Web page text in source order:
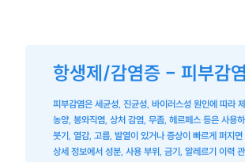
항생제/감염증 - 피부감염
피부감염은 세균성, 진균성, 바이러스성 원인에 따라
농양, 봉와직염, 상처 감염, 무좀, 헤르페스 등은 사용
붓기, 열감, 고름, 발열이 있거나 증상이 빠르게 퍼지
상세 정보에서 성분, 사용 부위, 금기, 알레르기 이력